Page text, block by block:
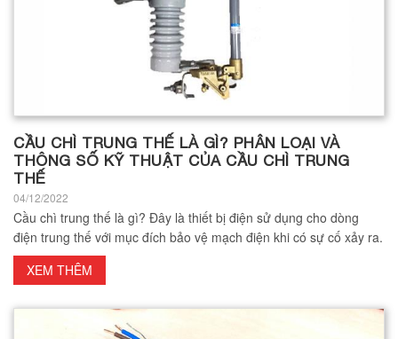
CẦU CHÌ TRUNG THẾ LÀ GÌ? PHÂN LOẠI VÀ
THÔNG SỐ KỸ THUẬT CỦA CẦU CHÌ TRUNG
THẾ
04/12/2022
Cầu chì trung thế là gì? Đây là thiết bị điện sử dụng cho dòng
điện trung thế với mục đích bảo vệ mạch điện khi có sự cố xảy ra.
XEM THÊM